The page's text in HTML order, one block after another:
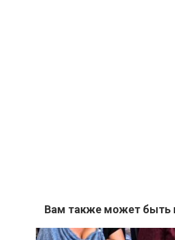
Вам также может быть